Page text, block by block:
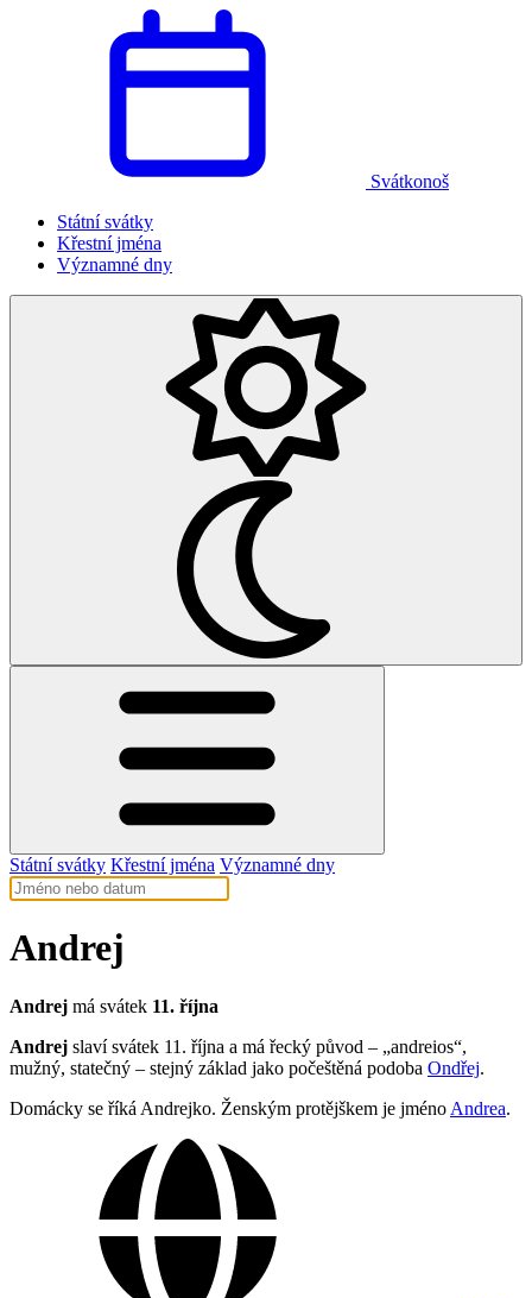
Svátkonoš
Státní svátky
Křestní jména
Významné dny
Státní svátky Křestní jména Významné dny
Andrej
Andrej má svátek 11. října
Andrej slaví svátek 11. října a má řecký původ – „andreios“,
mužný, statečný – stejný základ jako počeštěná podoba Ondřej.
Domácky se říká Andrejko. Ženským protějškem je jméno Andrea.